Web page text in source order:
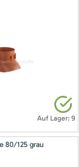
Auf Lager: 9
80/125 grau